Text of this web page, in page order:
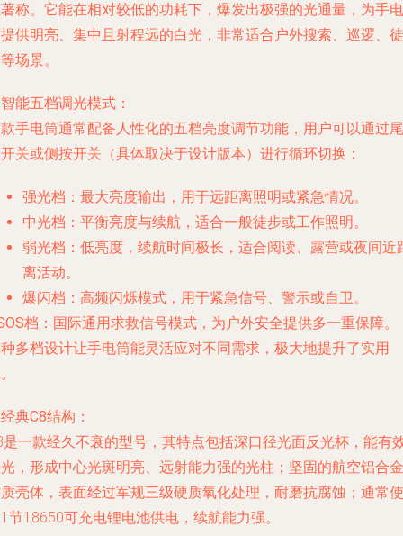
称。它能在相对较低的功耗下，爆发出极强的光通量，为手电
供明亮、集中且射程远的白光，非常适合户外搜索、巡逻、徒
场景。
智能五档调光模式 ：
手电筒通常配备人性化的五档亮度调节功能，用户可以通过尾
关或侧按开关（具体取决于设计版本）进行循环切换：
强光档 ：最大亮度输出，用于远距离照明或紧急情况。
中光档 ：平衡亮度与续航，适合一般徒步或工作照明。
弱光档 ：低亮度，续航时间极长，适合阅读、露营或夜间近
离活动。
爆闪档 ：高频闪烁模式，用于紧急信号、警示或自卫。
档 ：国际通用求救信号模式，为户外安全提供多一重保障。
多档设计让手电筒能灵活应对不同需求，极大地提升了实用
经典C8结构 ：
是一款经久不衰的型号，其特点包括深口径光面反光杯，能有
，形成中心光斑明亮、远射能力强的光柱；坚固的航空铝合金
壳体，表面经过军规三级硬质氧化处理，耐磨抗腐蚀；通常使
节18650可充电锂电池供电，续航能力强。